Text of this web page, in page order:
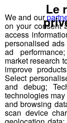
Pour la
en ski!
We and our
on your consent
access
personalised
ad
market research
improve
Select
and debug;
technologies
and browsing
scan device
Le